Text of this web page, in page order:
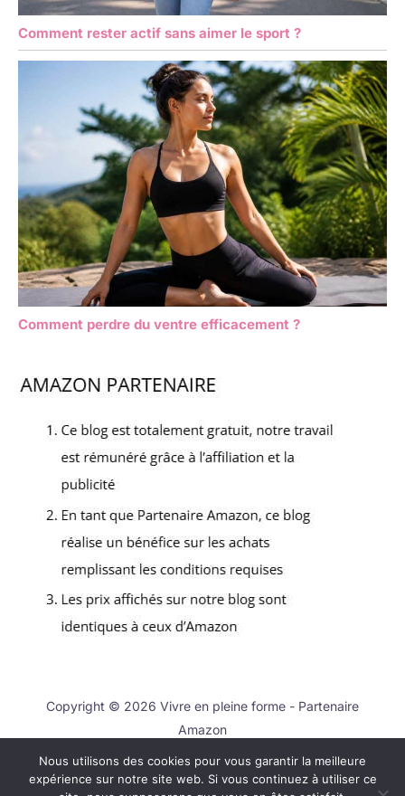
Comment rester actif sans aimer le sport ?
Comment perdre du ventre efficacement ?
Copyright © 2026 Vivre en pleine forme - Partenaire
Amazon
Contact
Mentions légales
Nous utilisons des cookies pour vous garantir la meilleure
expérience sur notre site web. Si vous continuez à utiliser ce